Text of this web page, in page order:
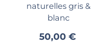
naturelles gris &
blanc
50,00 €